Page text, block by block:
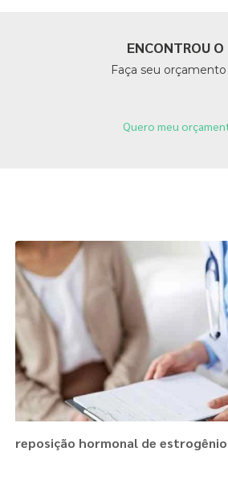
ENCONTROU O
Faça seu
Quero meu
reposição hormonal de estrogênio